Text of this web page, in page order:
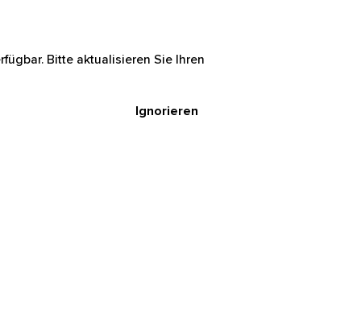
Bitte aktualisieren Sie Ihren
Ignorieren